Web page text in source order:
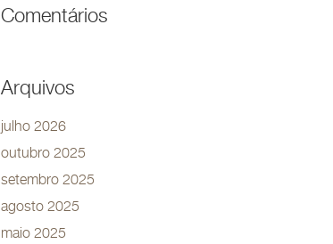
Comentários
Arquivos
julho 2026
outubro 2025
setembro 2025
agosto 2025
maio 2025